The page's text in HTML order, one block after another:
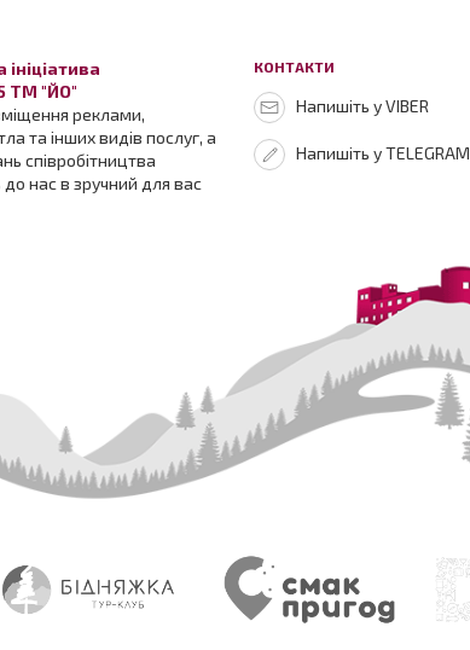
ТМ "ЙО"
реклами,
та інших видів послуг, а
співробітництва
нас в зручний для вас
КОНТАКТИ
Напишіть у VIBER
Напишіть у TELEGRAM